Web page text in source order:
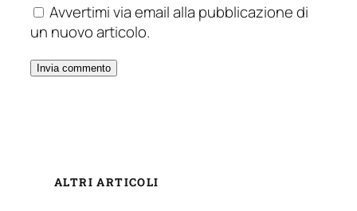
Avvertimi via email alla pubblicazione di
un nuovo articolo.
ALTRI ARTICOLI